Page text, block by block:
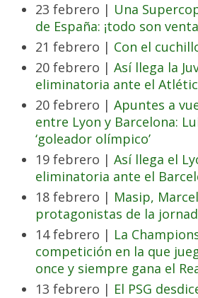
23 febrero | Una
de España: ¡todo son
21 febrero | Con el
20 febrero | Así llega la
eliminatoria ante el
20 febrero | Apuntes a
entre Lyon y Barcelona:
‘goleador olímpico’
19 febrero | Así llega el
eliminatoria ante el
18 febrero | Masip,
protagonistas de la
14 febrero | La
competición en la que
once y siempre gana el
13 febrero | El PSG